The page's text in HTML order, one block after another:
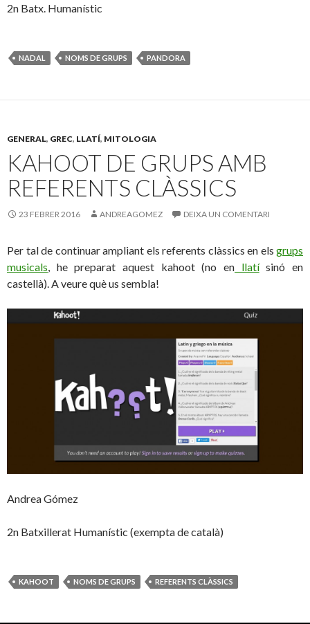
2n Batx. Humanístic
NADAL NOMS DE GRUPS PANDORA
GENERAL, GREC, LLATÍ, MITOLOGIA
KAHOOT DE GRUPS AMB
REFERENTS CLÀSSICS
23 FEBRER 2016 ANDREAGOMEZ DEIXA UN COMENTARI
Per tal de continuar ampliant els referents clàssics en els grups
musicals, he preparat aquest kahoot (no en llatísinó en
castellà). A veure què us sembla!
Andrea Gómez
2n Batxillerat Humanístic (exempta de català)
KAHOOT NOMS DE GRUPS REFERENTS CLÀSSICS